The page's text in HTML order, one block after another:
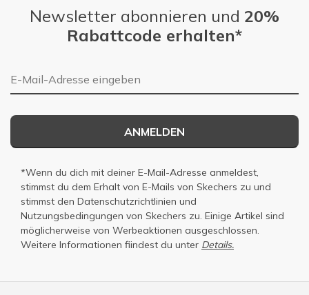
Newsletter abonnieren und 20%
Rabattcode erhalten*
E-Mail-Adresse
ANMELDEN
*Wenn du dich mit deiner E-Mail-Adresse anmeldest,
stimmst du dem Erhalt von E-Mails von Skechers zu und
stimmst den Datenschutzrichtlinien und
Nutzungsbedingungen von Skechers zu. Einige Artikel sind
möglicherweise von Werbeaktionen ausgeschlossen.
Weitere Informationen fiindest du unter Details.